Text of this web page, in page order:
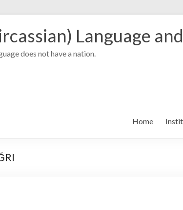
Language
does not have a nation.
Home